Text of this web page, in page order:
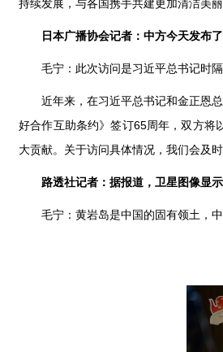
持续发展，与各国携手共建更加清洁美丽
日本广播协会记者：中方今天发布
毛宁：此次访问是习近平总书记时
近年来，在习近平总书记和金正恩
好合作互助条约》签订65周年，双方将
大贡献。关于访问具体情况，我们会及
路透社记者：据报道，卫星图像显
毛宁：黄岩岛是中国的固有领土，